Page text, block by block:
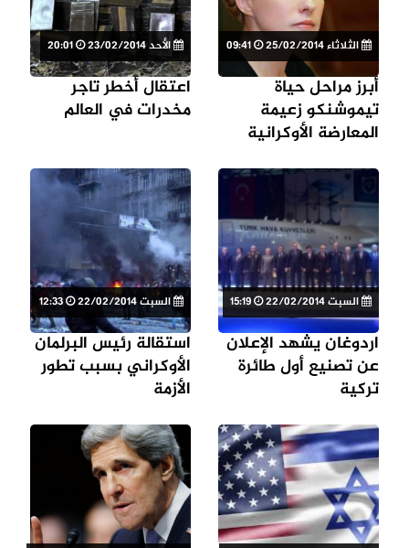
الثلاثاء 25/02/2014
أبرز مراحل حياة
تيموشنكو زعيمة
المعارضة الأوكرانية
الأحد 23/02/2014
اعتقال أخطر تاجر
مخدرات في العالم
السبت 22/02/2014
اردوغان يشهد الإعلان
عن تصنيع أول طائرة
تركية
السبت 22/02/2014
استقالة رئيس البرلمان
الأوكراني بسبب تطور
الأزمة